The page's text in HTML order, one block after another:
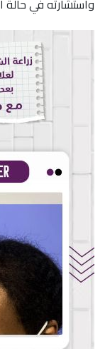
واستشارته في